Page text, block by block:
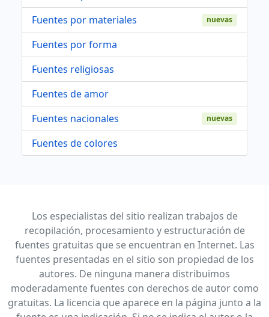
Fuentes por materiales
nuevas
Fuentes por forma
Fuentes religiosas
Fuentes de amor
Fuentes nacionales
nuevas
Fuentes de colores
Los especialistas del sitio realizan trabajos de
recopilación, procesamiento y estructuración de
fuentes gratuitas que se encuentran en Internet. Las
fuentes presentadas en el sitio son propiedad de los
autores. De ninguna manera distribuimos
moderadamente fuentes con derechos de autor como
gratuitas. La licencia que aparece en la página junto a la